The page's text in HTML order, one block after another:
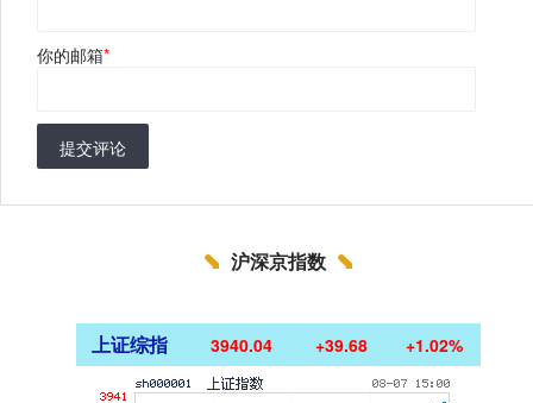
你的邮箱*
提交评论
沪深京指数
上证综指 3940.04 +39.68 +1.02%